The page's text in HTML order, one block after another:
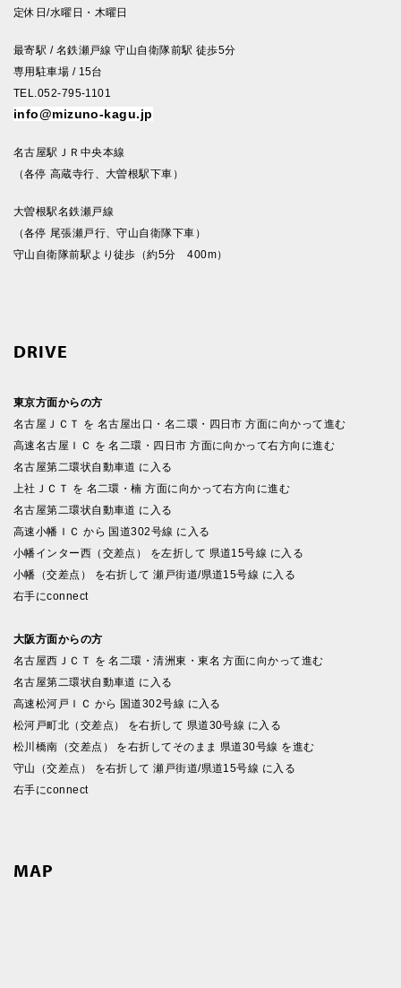
定休日/水曜日・木曜日
最寄駅 / 名鉄瀬戸線 守山自衛隊前駅 徒歩5分
専用駐車場 / 15台
TEL.052-795-1101
info@mizuno-kagu.jp
名古屋駅ＪＲ中央本線
（各停 高蔵寺行、大曽根駅下車）
大曽根駅名鉄瀬戸線
（各停 尾張瀬戸行、守山自衛隊下車）
守山自衛隊前駅より徒歩（約5分 400m）
DRIVE
東京方面からの方
名古屋ＪＣＴ を 名古屋出口・名二環・四日市 方面に向かって進む
高速名古屋ＩＣ を 名二環・四日市 方面に向かって右方向に進む
名古屋第二環状自動車道 に入る
上社ＪＣＴ を 名二環・楠 方面に向かって右方向に進む
名古屋第二環状自動車道 に入る
高速小幡ＩＣ から 国道302号線 に入る
小幡インター西（交差点） を左折して 県道15号線 に入る
小幡（交差点） を右折して 瀬戸街道/県道15号線 に入る
右手にconnect
大阪方面からの方
名古屋西ＪＣＴ を 名二環・清洲東・東名 方面に向かって進む
名古屋第二環状自動車道 に入る
高速松河戸ＩＣ から 国道302号線 に入る
松河戸町北（交差点） を右折して 県道30号線 に入る
松川橋南（交差点） を右折してそのまま 県道30号線 を進む
守山（交差点） を右折して 瀬戸街道/県道15号線 に入る
右手にconnect
MAP